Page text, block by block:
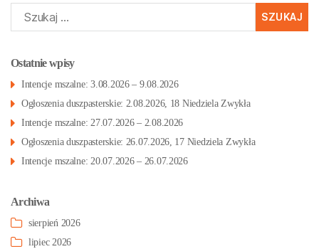
Ostatnie wpisy
Intencje mszalne: 3.08.2026 – 9.08.2026
Ogłoszenia duszpasterskie: 2.08.2026, 18 Niedziela Zwykła
Intencje mszalne: 27.07.2026 – 2.08.2026
Ogłoszenia duszpasterskie: 26.07.2026, 17 Niedziela Zwykła
Intencje mszalne: 20.07.2026 – 26.07.2026
Archiwa
sierpień 2026
lipiec 2026